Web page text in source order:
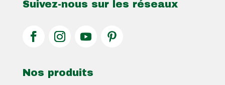
Suivez-nous sur les réseaux
Nos produits